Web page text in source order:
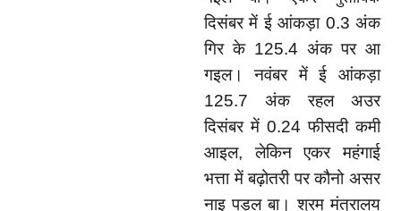
दिसंबर में ई आंकड़ा 0.3अंक
गिर के 125.4 अंक पर आ
गइल। नवंबर में ई आंकड़ा
125.7अंक रहल अउर
दिसंबर में 0.24फीसदी कमी
आइल,लेकिन एकर महंगाई
भत्ता में बढ़ोतरी पर कौनो असर
नाइ पड़ल बा। श्रम मंत्रालय